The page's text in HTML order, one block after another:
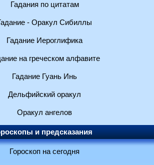
Гадания по цитатам
- Оракул Сибиллы
Гадание Иероглифика
на греческом алфавите
Гадание Гуань Инь
Дельфийский оракул
Оракул ангелов
и предсказания
Гороскоп на сегодня